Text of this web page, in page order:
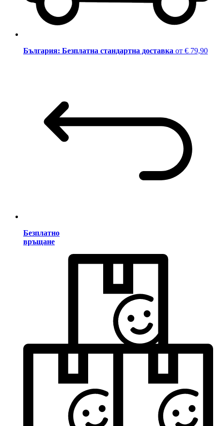
България: Безплатна стандартна доставка от € 79,90
Безплатно
връщане